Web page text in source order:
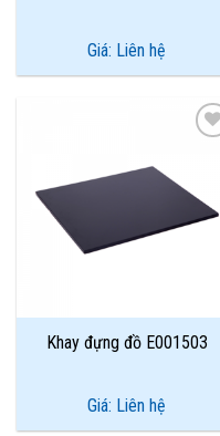
Giá: Liên hệ
Add to
Wishlist
Khay đựng đồ E001503
Giá: Liên hệ